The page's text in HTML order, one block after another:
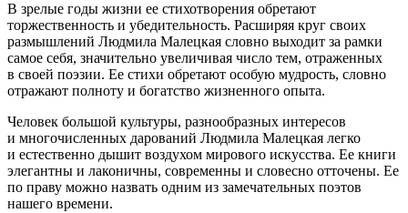
В зрелые годы жизни ее стихотворения обретают
торжественность и убедительность. Расширяя круг своих
размышлений Людмила Малецкая словно выходит за рамки
самое себя, значительно увеличивая число тем, отраженных
в своей поэзии. Ее стихи обретают особую мудрость, словно
отражают полноту и богатство жизненного опыта.
Человек большой культуры, разнообразных интересов
и многочисленных дарований Людмила Малецкая легко
и естественно дышит воздухом мирового искусства. Ее книги
элегантны и лаконичны, современны и словесно отточены. Ее
по праву можно назвать одним из замечательных поэтов
нашего времени.